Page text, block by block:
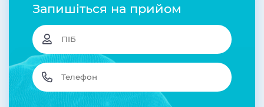
Запишіться на прийом